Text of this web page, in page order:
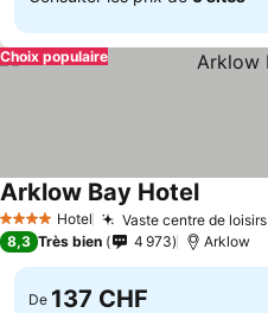
Choix populaire
4 Étoiles Hotel Vaste centre de loisirs
Arklow Bay Hotel
8,3 Très bien 4 973 Arklow
De 137 CHF